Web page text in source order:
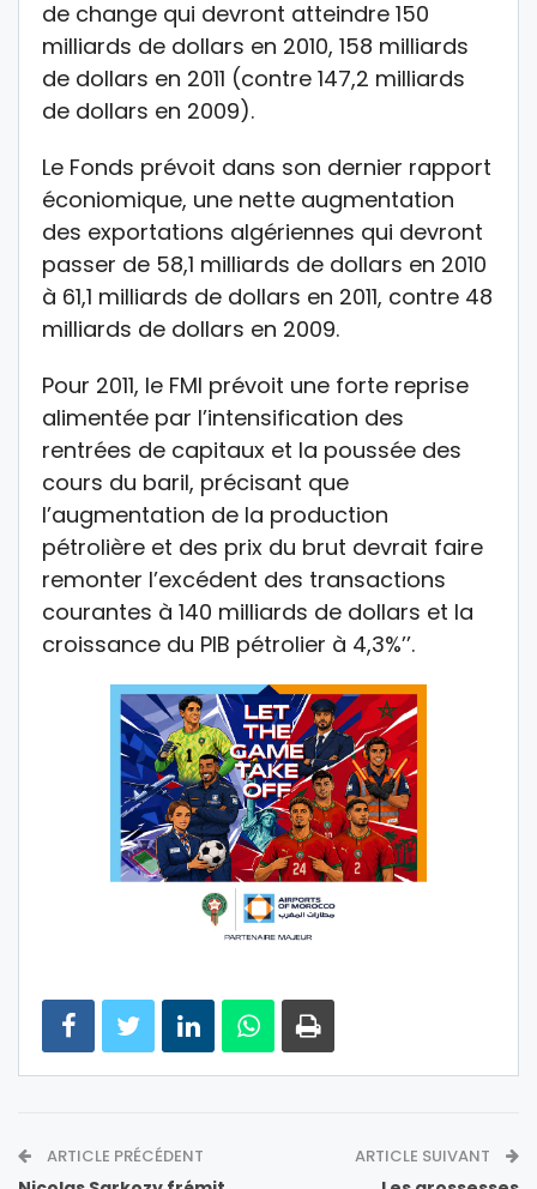
de change qui devront atteindre 150
milliards de dollars en 2010, 158 milliards
de dollars en 2011 (contre 147,2 milliards
de dollars en 2009).
Le Fonds prévoit dans son dernier rapport
éconiomique, une nette augmentation
des exportations algériennes qui devront
passer de 58,1 milliards de dollars en 2010
à 61,1 milliards de dollars en 2011, contre 48
milliards de dollars en 2009.
Pour 2011, le FMI prévoit une forte reprise
alimentée par l’intensification des
rentrées de capitaux et la poussée des
cours du baril, précisant que
l’augmentation de la production
pétrolière et des prix du brut devrait faire
remonter l’excédent des transactions
courantes à 140 milliards de dollars et la
croissance du PIB pétrolier à 4,3%’’.
ARTICLE PRÉCÉDENT ARTICLE SUIVANT